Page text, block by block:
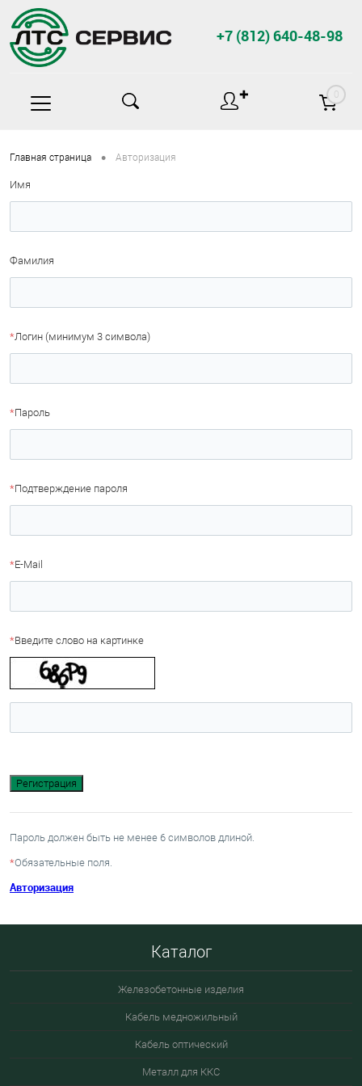
+7 (812) 640-48-98
✚ 0
Главная страница • Авторизация
Имя
Фамилия
*Логин (минимум 3 символа)
*Пароль
*Подтверждение пароля
*E-Mail
*Введите слово на картинке
Пароль должен быть не менее 6 символов длиной.
*Обязательные поля.
Авторизация
Каталог
Железобетонные изделия
Кабель медножильный
Кабель оптический
Металл для ККС